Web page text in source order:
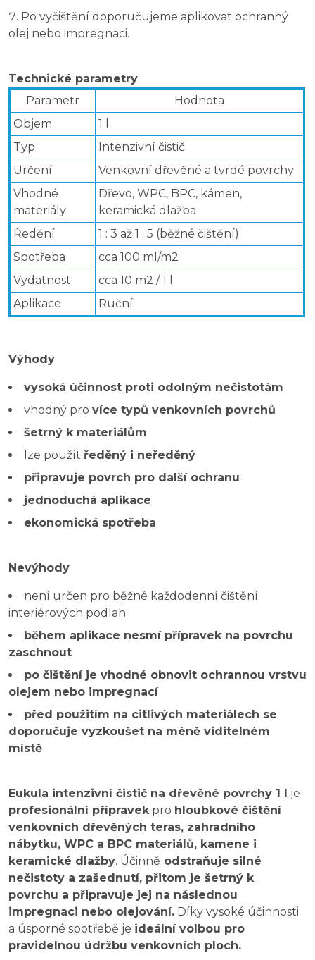
Po vyčištění doporučujeme aplikovat ochranný
olej nebo impregnaci.
Technické parametry
Parametr
Hodnota
Objem
1 l
Typ
Intenzivní čistič
Určení
Venkovní dřevěné a tvrdé povrchy
Vhodné
materiály
Dřevo, WPC, BPC, kámen,
keramická dlažba
Ředění
1 : 3 až 1 : 5 (běžné čištění)
Spotřeba
cca 100 ml/m2
Vydatnost
cca 10 m2 / 1 l
Aplikace
Ruční
Výhody
vysoká účinnost proti odolným nečistotám
vhodný pro více typů venkovních povrchů
šetrný k materiálům
lze použít ředěný i neředěný
připravuje povrch pro další ochranu
jednoduchá aplikace
ekonomická spotřeba
Nevýhody
není určen pro běžné každodenní čištění
interiérových podlah
během aplikace nesmí přípravek na povrchu
zaschnout
po čištění je vhodné obnovit ochrannou vrstvu
olejem nebo impregnací
před použitím na citlivých materiálech se
doporučuje vyzkoušet na méně viditelném
místě
Eukula intenzivní čistič na dřevěné povrchy 1 l je
profesionální přípravekpro hloubkové čištění
venkovních dřevěných teras, zahradního
nábytku, WPC a BPC materiálů, kamene i
keramické dlažby. Účinně odstraňuje silné
nečistoty a zašednutí, přitom je šetrný k
povrchu a připravuje jej na následnou
impregnaci nebo olejování. Díky vysoké účinnosti
a úsporné spotřebě je ideální volbou pro
pravidelnou údržbu venkovních ploch.